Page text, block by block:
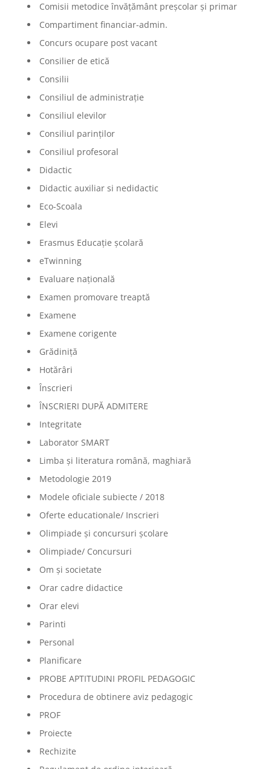
Comisii metodice învățământ preșcolar și primar
Compartiment financiar-admin.
Concurs ocupare post vacant
Consilier de etică
Consilii
Consiliul de administrație
Consiliul elevilor
Consiliul parinților
Consiliul profesoral
Didactic
Didactic auxiliar si nedidactic
Eco-Scoala
Elevi
Erasmus Educație școlară
eTwinning
Evaluare națională
Examen promovare treaptă
Examene
Examene corigente
Grădiniță
Hotărâri
Înscrieri
ÎNSCRIERI DUPĂ ADMITERE
Integritate
Laborator SMART
Limba şi literatura română, maghiară
Metodologie 2019
Modele oficiale subiecte / 2018
Oferte educationale/ Inscrieri
Olimpiade şi concursuri şcolare
Olimpiade/ Concursuri
Om și societate
Orar cadre didactice
Orar elevi
Parinti
Personal
Planificare
PROBE APTITUDINI PROFIL PEDAGOGIC
Procedura de obtinere aviz pedagogic
PROF
Proiecte
Rechizite